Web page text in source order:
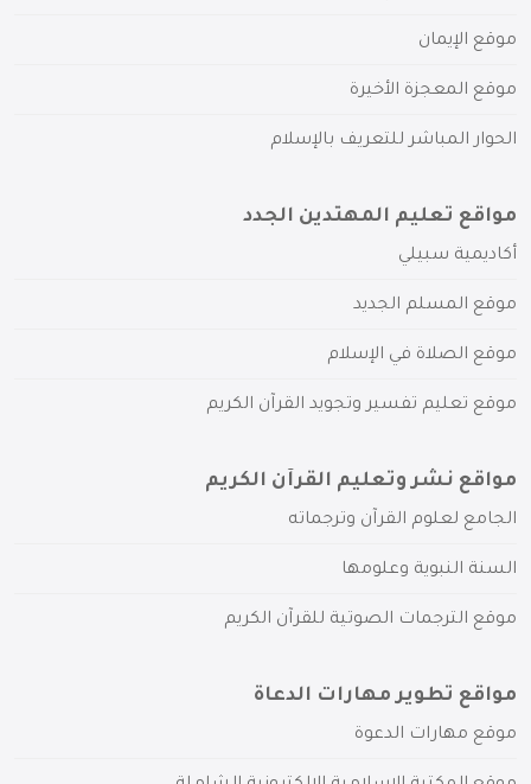
موقع الإيمان
موقع المعجزة الأخيرة
الحوار المباشر للتعريف بالإسلام
مواقع تعليم المهتدين الجدد
أكاديمية سبيلي
موقع المسلم الجديد
موقع الصلاة في الإسلام
موقع تعليم تفسير وتجويد القرآن الكريم
مواقع نشر وتعليم القرآن الكريم
الجامع لعلوم القرآن وترجماته
السنة النبوية وعلومها
موقع الترجمات الصوتية للقرآن الكريم
مواقع تطوير مهارات الدعاة
موقع مهارات الدعوة